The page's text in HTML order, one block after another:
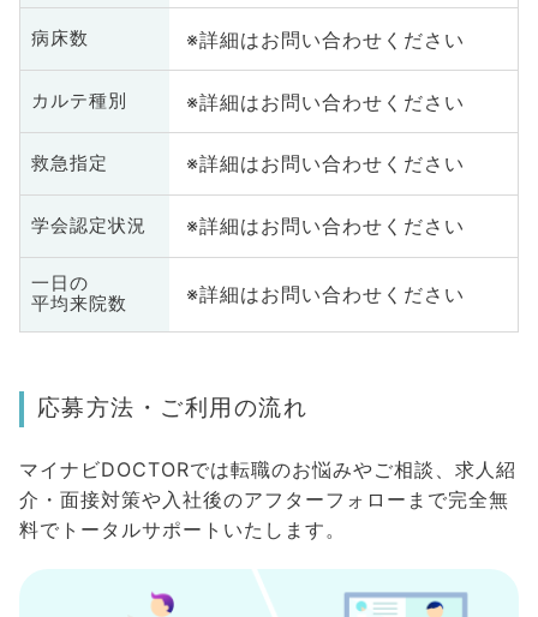
病床数 ※詳細はお問い合わせください
カルテ種別 ※詳細はお問い合わせください
救急指定 ※詳細はお問い合わせください
学会認定状況 ※詳細はお問い合わせください
一日の
平均来院数
※詳細はお問い合わせください
応募方法・ご利用の流れ
マイナビDOCTORでは転職のお悩みやご相談、求人紹
介・面接対策や入社後のアフターフォローまで完全無
料でトータルサポートいたします。